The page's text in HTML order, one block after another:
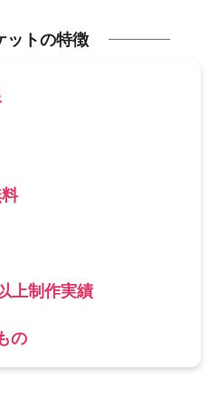
ットの特徴
上制作実績
の